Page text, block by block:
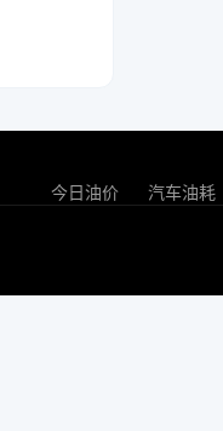
今日油价 汽车油耗